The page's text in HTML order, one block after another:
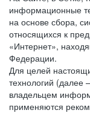
информационные
на основе сбора,
относящихся к
«Интернет»,
Федерации.
Для целей
технологий
владельцем
применяются